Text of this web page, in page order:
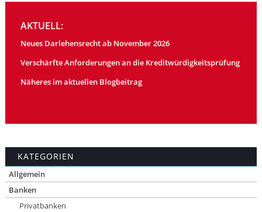
AKTUELL:
Neues Darlehensrecht ab November 2026
Verschärfte Anforderungen an die Kreditwürdigkeitsprüfung
Näheres im aktuellen Blogbeitrag
KATEGORIEN
Allgemein
Banken
Privatbanken